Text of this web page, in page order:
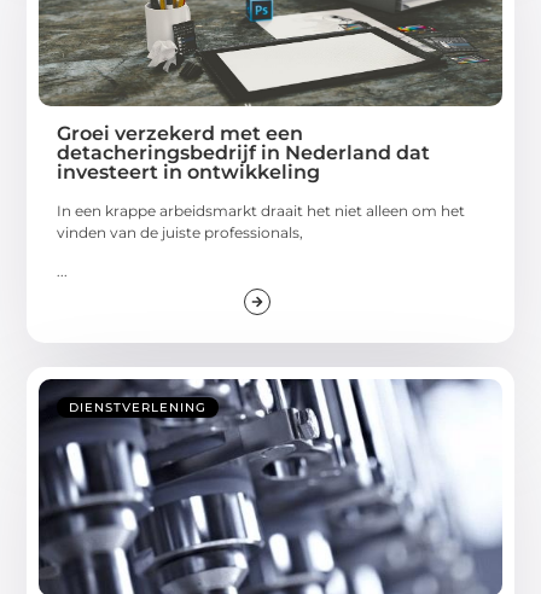
Groei verzekerd met een
detacheringsbedrijf in Nederland dat
investeert in ontwikkeling
In een krappe arbeidsmarkt draait het niet alleen om het
vinden van de juiste professionals,
...
DIENSTVERLENING